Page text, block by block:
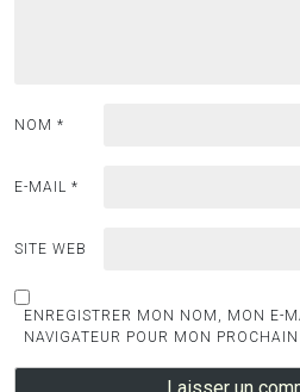
NOM *
E-MAIL *
SITE WEB
ENREGISTRER MON NOM, MON E-
NAVIGATEUR POUR MON